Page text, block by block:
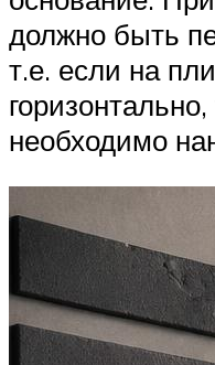
должно быть
т.е. если на
необходимо